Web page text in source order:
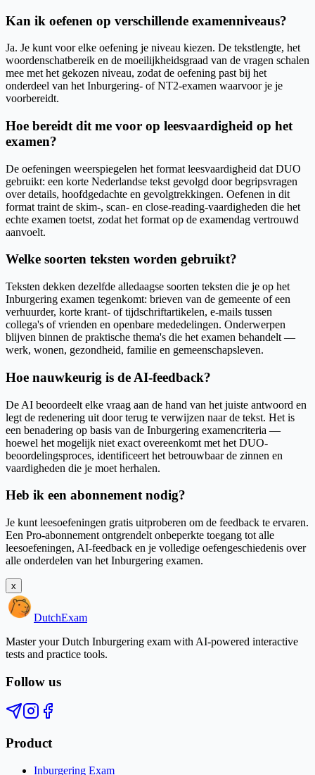
Kan ik oefenen op verschillende examenniveaus?
Ja. Je kunt voor elke oefening je niveau kiezen. De tekstlengte, het
woordenschatbereik en de moeilijkheidsgraad van de vragen schalen
mee met het gekozen niveau, zodat de oefening past bij het
onderdeel van het Inburgering- of NT2-examen waarvoor je je
voorbereidt.
Hoe bereidt dit me voor op leesvaardigheid op het
examen?
De oefeningen weerspiegelen het format leesvaardigheid dat DUO
gebruikt: een korte Nederlandse tekst gevolgd door begripsvragen
over details, hoofdgedachte en gevolgtrekkingen. Oefenen in dit
format traint de skim-, scan- en close-reading-vaardigheden die het
echte examen toetst, zodat het format op de examendag vertrouwd
aanvoelt.
Welke soorten teksten worden gebruikt?
Teksten dekken dezelfde alledaagse soorten teksten die je op het
Inburgering examen tegenkomt: brieven van de gemeente of een
verhuurder, korte krant- of tijdschriftartikelen, e-mails tussen
collega's of vrienden en openbare mededelingen. Onderwerpen
blijven binnen de praktische thema's die het examen behandelt —
werk, wonen, gezondheid, familie en gemeenschapsleven.
Hoe nauwkeurig is de AI-feedback?
De AI beoordeelt elke vraag aan de hand van het juiste antwoord en
legt de redenering uit door terug te verwijzen naar de tekst. Het is
een benadering op basis van de Inburgering examencriteria —
hoewel het mogelijk niet exact overeenkomt met het DUO-
beoordelingsproces, identificeert het betrouwbaar de zinnen en
vaardigheden die je moet herhalen.
Heb ik een abonnement nodig?
Je kunt leesoefeningen gratis uitproberen om de feedback te ervaren.
Een Pro-abonnement ontgrendelt onbeperkte toegang tot alle
leesoefeningen, AI-feedback en je volledige oefengeschiedenis over
alle onderdelen van het Inburgering examen.
x
DutchExam
Master your Dutch Inburgering exam with AI-powered interactive
tests and practice tools.
Follow us
Product
Inburgering Exam